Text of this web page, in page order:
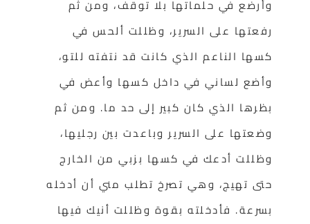
وأرضع في حلماتها بلا توقف، ومن ثم
رفعتها على السرير، وظللت ألحس في
كسها الناعم الذي كانت قد نتفته للتو،
وأضع لساني في داخل كسها وأعض في
بظرها الذي كان كبير إلى حد ما. ومن ثم
وضعتها على السرير وباعدت بين رجليها،
وظللت أدعك في كسها بزبي من الخارج
حتى تهيج، وهي تصرخ تطلب مني أن أدخله
بسرعة. فأدخلته بقوة وظللت أنيك فيها